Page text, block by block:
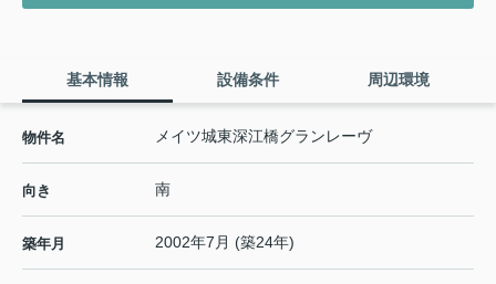
基本情報 設備条件 周辺環境
物件名 メイツ城東深江橋グランレーヴ
向き 南
築年月 2002年7月 (築24年)